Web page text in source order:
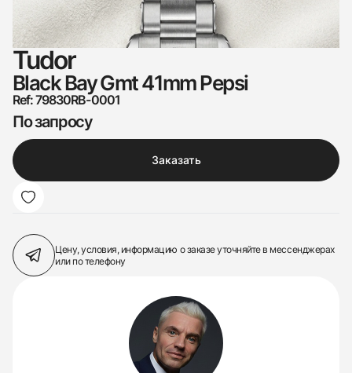
Tudor
Black Bay Gmt 41mm Pepsi
Ref: 79830RB-0001
По запросу
Заказать
Цену, условия, информацию о заказеуточняйте в мессенджерах
или по телефону